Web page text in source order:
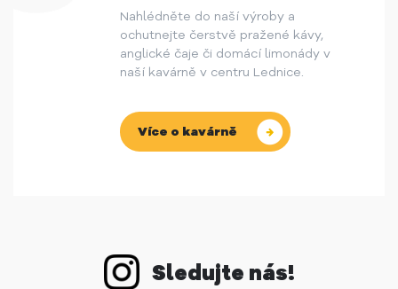
Nahlédněte do naší výroby a
ochutnejte čerstvě pražené kávy,
anglické čaje či domácí limonády v
naší kavárně v centru Lednice.
Více o kavárně
Sledujte nás!